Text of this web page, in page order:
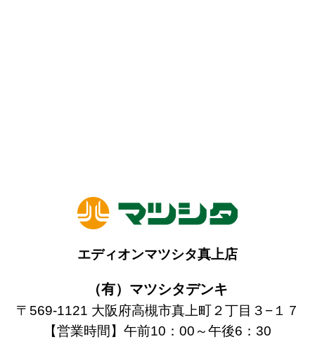
エディオンマツシタ真上店
（有）マツシタデンキ
〒569-1121 大阪府高槻市真上町２丁目３−１７
【営業時間】午前10：00～午後6：30